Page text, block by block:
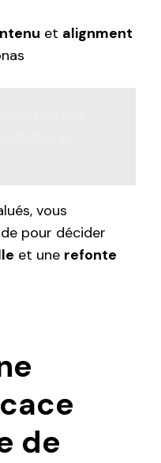
et alignment
vous
pour décider
et une refonte
de